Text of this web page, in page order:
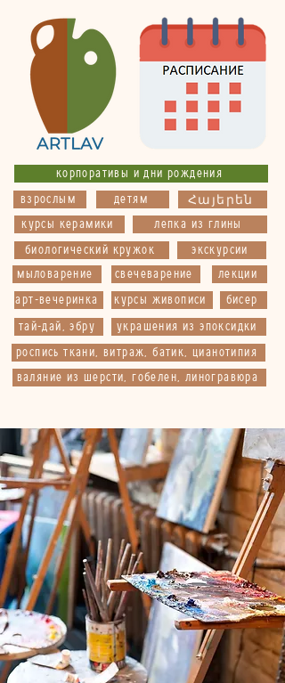
корпоративы и дни рождения
детям
взрослым Հայերեն
украшения из эпоксидки
мыловарение свечеварение
арт-вечеринка бисер
тай-дай, эбру
экскурсии
лепка из глины
роспись ткани, витраж, батик, цианотипия
курсы живописи
лекции
биологический кружок
курсы керамики
валяние из шерсти, гобелен, линогравюра